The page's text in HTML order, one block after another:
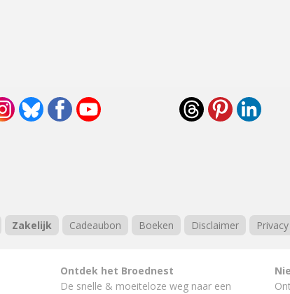
Zakelijk Cadeaubon Boeken Disclaimer Privacy
Ontdek het Broednest
De snelle & moeiteloze weg naar een